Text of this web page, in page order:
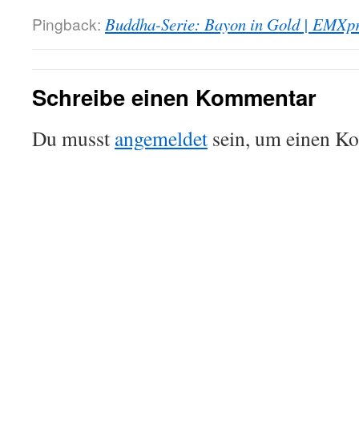
Pingback: Buddha-Serie: Bayon in Gold |
Schreibe einen Kommentar
Du musst angemeldet sein, um einen